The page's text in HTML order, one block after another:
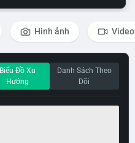
Hình ảnh Video
Biểu Đồ Xu
Hướng
Danh Sách Theo
Dõi